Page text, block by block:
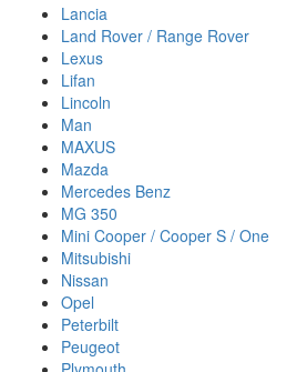
Lancia
Land Rover / Range Rover
Lexus
Lifan
Lincoln
Man
MAXUS
Mazda
Mercedes Benz
MG 350
Mini Cooper / Cooper S / One
Mitsubishi
Nissan
Opel
Peterbilt
Peugeot